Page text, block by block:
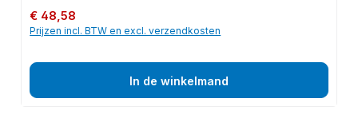
Normale prijs:
€ 48,58
Prijzen incl. BTW en excl. verzendkosten
In de winkelmand